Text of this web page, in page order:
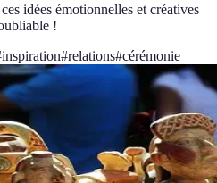
idées émotionnelles et créatives
!
inspiration#relations#cérémonie